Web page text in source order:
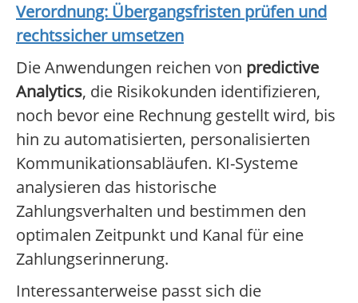
Verordnung: Übergangsfristen prüfen und
rechtssicher umsetzen
Die Anwendungen reichen von predictive
Analytics, die Risikokunden identifizieren,
noch bevor eine Rechnung gestellt wird, bis
hin zu automatisierten, personalisierten
Kommunikationsabläufen. KI-Systeme
analysieren das historische
Zahlungsverhalten und bestimmen den
optimalen Zeitpunkt und Kanal für eine
Zahlungserinnerung.
Interessanterweise passt sich die